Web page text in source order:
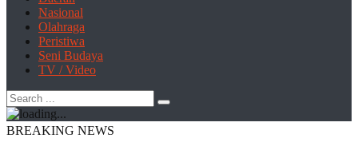
Nasional
Olahraga
Peristiwa
Seni Budaya
TV / Video
BREAKING NEWS